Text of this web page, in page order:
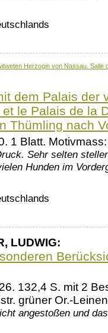
dem Palais der
le Palais de la
Thümling nach
1 Blatt.
Sehr selten
Hunden im
LUDWIG:
132,4 S. mit 2
grüner Or.-
angestoßen und